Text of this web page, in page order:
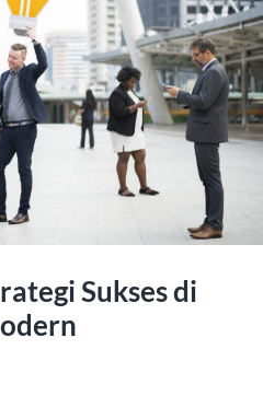
Sukses di